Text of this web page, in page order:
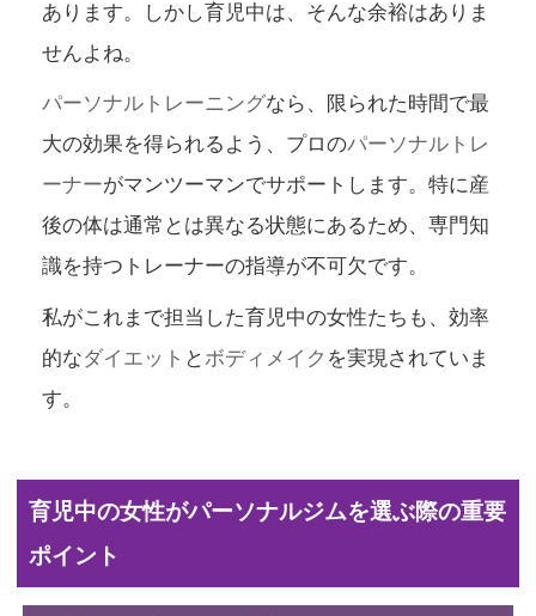
あります。しかし育児中は、そんな余裕はありま
せんよね。
パーソナルトレーニングなら、限られた時間で最
大の効果を得られるよう、プロのパーソナルトレ
ーナーがマンツーマンでサポートします。特に産
後の体は通常とは異なる状態にあるため、専門知
識を持つトレーナーの指導が不可欠です。
私がこれまで担当した育児中の女性たちも、効率
的なダイエット と ボディメイク を実現されていま
す。
育児中の女性がパーソナルジムを選ぶ際の重要
ポイント